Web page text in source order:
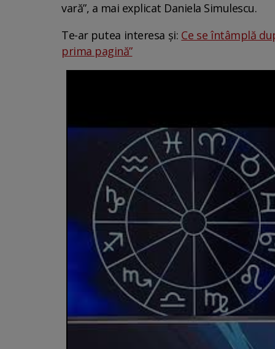
vară”, a mai explicat Daniela Simulescu.
Te-ar putea interesa și: Ce se întâmplă
prima pagină”